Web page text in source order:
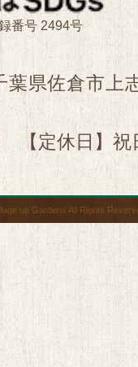
番号 2494号
葉県佐倉市
【定休日】祝
up Gardens All Rights